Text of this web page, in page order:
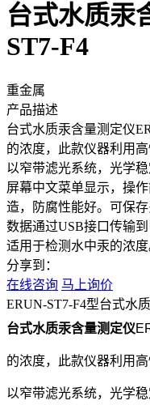
台式水质汞
ST7-F4
重金属
产品描述
台式水质汞含量测定仪
的浓度，此款仪器利用
以窄带滤光系统，光学
屏幕中文菜单显示，操
造，防腐性能好。可保
数据通过USB接口传输
适用于检测水中汞的浓度
分享到：
在线咨询 马上询价
ERUN-ST7-F4型台式水
台式水质汞含量测定仪
的浓度，此款仪器利用
以窄带滤光系统，光学